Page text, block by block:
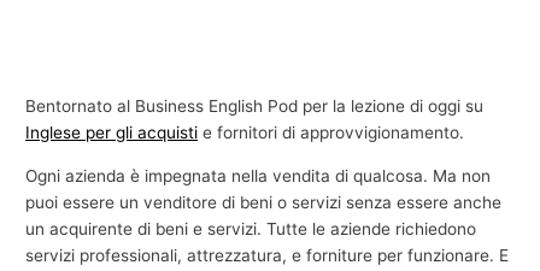
Bentornato al Business English Pod per la lezione di oggi su
Inglese per gli acquisti e fornitori di approvvigionamento.
Ogni azienda è impegnata nella vendita di qualcosa. Ma non
puoi essere un venditore di beni o servizi senza essere anche
un acquirente di beni e servizi. Tutte le aziende richiedono
servizi professionali, attrezzatura, e forniture per funzionare. E